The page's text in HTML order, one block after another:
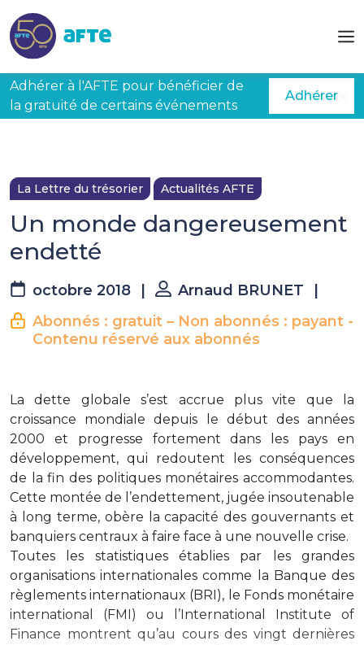
Adhérer à l'AFTE pour bénéficier de
la gratuité de certains événements
Adhérer
La Lettre du trésorier Actualités AFTE
Un monde dangereusement
endetté
octobre 2018 Arnaud BRUNET
Abonnés : gratuit – Non abonnés : payant -
Contenu réservé aux abonnés
La dette globale s’est accrue plus vite que la
croissance mondiale depuis le début des années
2000 et progresse fortement dans les pays en
développement, qui redoutent les conséquences
de la fin des politiques monétaires accommodantes.
Cette montée de l’endettement, jugée insoutenable
à long terme, obère la capacité des gouvernants et
banquiers centraux à faire face à une nouvelle crise.
Toutes les statistiques établies par les grandes
organisations internationales comme la Banque des
règlements internationaux (BRI), le Fonds monétaire
international (FMI) ou l’International Institute of
Finance montrent qu’au cours des vingt dernières